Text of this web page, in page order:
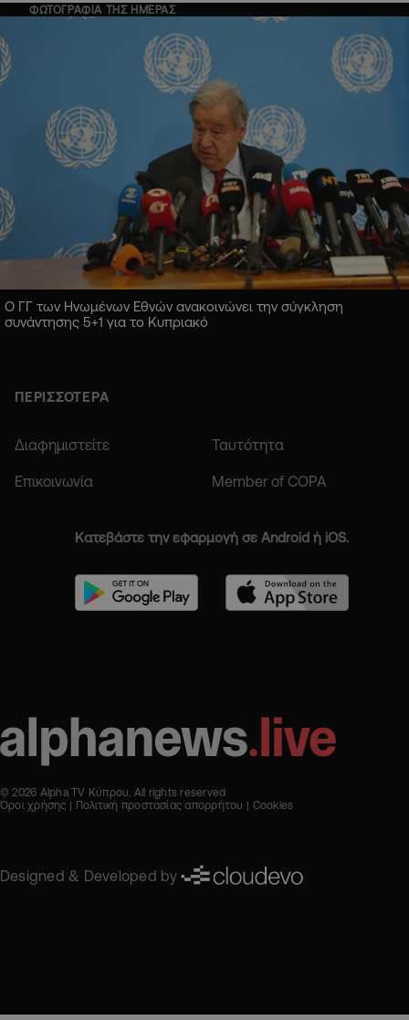
ΦΩΤΟΓΡΑΦΙΑ ΤΗΣ ΗΜΕΡΑΣ
Ο ΓΓ των Ηνωμένων Εθνών ανακοινώνει την σύγκληση
συνάντησης 5+1 για το Κυπριακό
ΠΕΡΙΣΣΟΤΕΡΑ
Διαφημιστείτε Ταυτότητα
Επικοινωνία Member of COPA
Κατεβάστε την εφαρμογή σε Android ή iOS.
© 2026 Alpha TV Κύπρου. All rights reserved
Όροι χρήσης
Πολιτική προστασίας απορρήτου Cookies
Designed & Developed by